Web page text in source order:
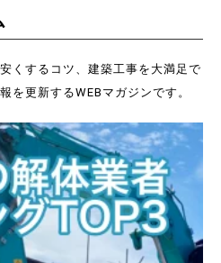
くするコツ、建築工事を大満足で
を更新するWEBマガジンです。